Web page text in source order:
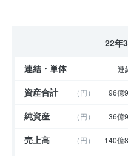
22年
連結・単体 連
資産合計 （円） 96億
純資産 （円） 36億
売上高 （円） 140億